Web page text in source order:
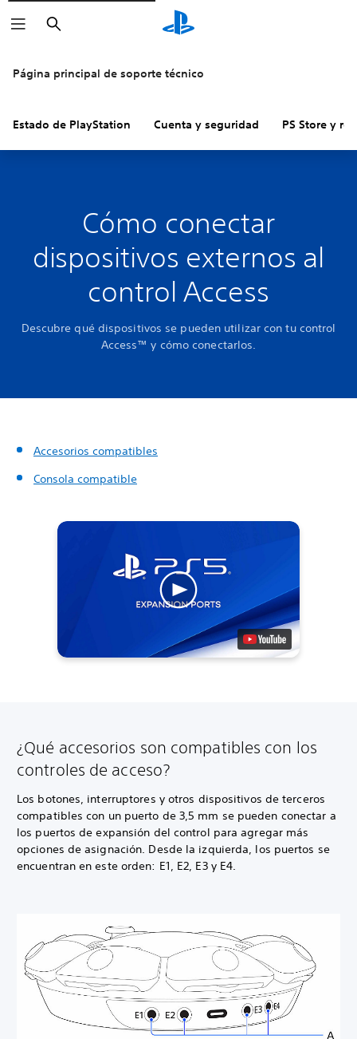
Buscar
Página principal de soporte técnico
Estado de PlayStation Cuenta y seguridad PS Store y
Cómo conectar
dispositivos externos al
control Access
Descubre qué dispositivos se pueden utilizar con tu control
Access™ y cómo conectarlos.
Accesorios compatibles
Consola compatible
¿Qué accesorios son compatibles con los
controles de acceso?
Los botones, interruptores y otros dispositivos de terceros
compatibles con un puerto de 3,5 mm se pueden conectar a
los puertos de expansión del control para agregar más
opciones de asignación. Desde la izquierda, los puertos se
encuentran en este orden: E1, E2, E3 y E4.